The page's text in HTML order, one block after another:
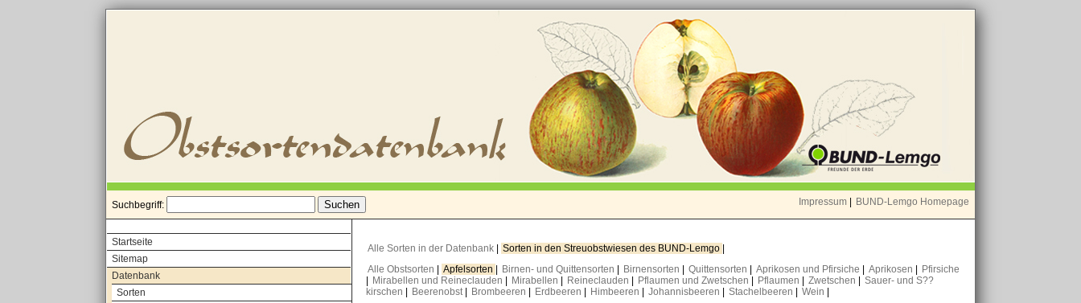
Suchbegriff: Impressum BUND-Lemgo Homepage
Startseite
Sitemap
Datenbank
Sorten
Alle Sorten in der Datenbank Sorten in den Streuobstwiesen des BUND-Lemgo
Alle Obstsorten
Apfelsorten Birnen- und Quittensorten Birnensorten Quittensorten Aprikosen und Pfirsiche Aprikosen
Pfirsiche
Mirabellen und Reineclauden Mirabellen Reineclauden Pflaumen und Zwetschen Pflaumen Zwetschen
Sauer- und S??
kirschen
Beerenobst Brombeeren Erdbeeren Himbeeren Johannisbeeren Stachelbeeren Wein